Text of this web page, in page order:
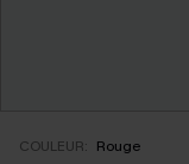
COULEUR: Rouge